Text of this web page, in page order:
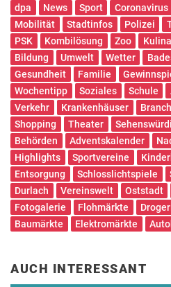
dpa News Sport Coronavirus
Mobilität
Stadtinfos Polizei
PSK
Kombilösung Zoo
Bildung
Umwelt Wetter
Gesundheit
Familie
Wochentipp
Soziales Schule
Verkehr
Krankenhäuser
Shopping
Theater
Behörden
Adventskalender
Highlights
Sportvereine
Entsorgung
Schlosslichtspiele
Durlach
Vereinswelt Oststadt
Fotogalerie
Flohmärkte
Baumärkte
Elektromärkte
AUCH INTERESSANT